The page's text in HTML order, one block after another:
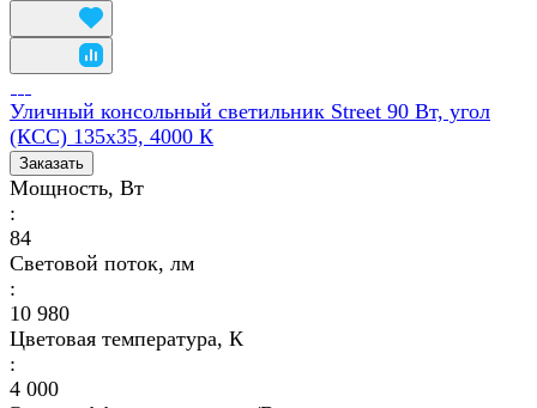
Уличный консольный светильник Street 90 Вт, угол
(КСС) 135х35, 4000 К
Заказать
Мощность, Вт
:
84
Световой поток, лм
:
10 980
Цветовая температура, К
:
4 000